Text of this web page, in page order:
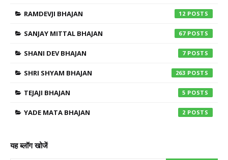
RAMDEVJI BHAJAN 12
SANJAY MITTAL BHAJAN 67
SHANI DEV BHAJAN 7
SHRI SHYAM BHAJAN 263
TEJAJI BHAJAN 5
YADE MATA BHAJAN 2
यह ब्लॉग खोजें